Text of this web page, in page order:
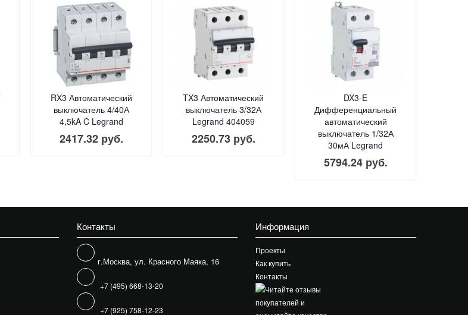
RX3 Автоматический
выключатель 4/40А
4,5kA C Legrand
2417.32 руб.
TX3 Автоматический
выключатель 3/32А
Legrand 404059
2250.73 руб.
DX3-E
Дифференциальный
автоматический
выключатель 1/32А
30мА Legrand
5794.24 руб.
Контакты
г.Москва, ул. Красного Маяка, 16
+7 (495) 668-13-20
+7 (925) 758-12-23
Информация
Проекты
Как купить
Контакты